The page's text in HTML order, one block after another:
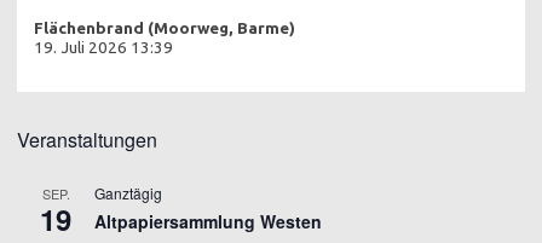
Flächenbrand (Moorweg, Barme)
19. Juli 2026 13:39
Veranstaltungen
SEP.
19
Ganztägig
Altpapiersammlung Westen